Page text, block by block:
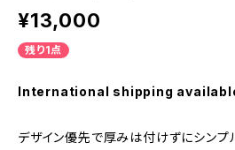
¥13,000
残り1点
International shipping
デザイン優先で厚みは付けずにシンプ